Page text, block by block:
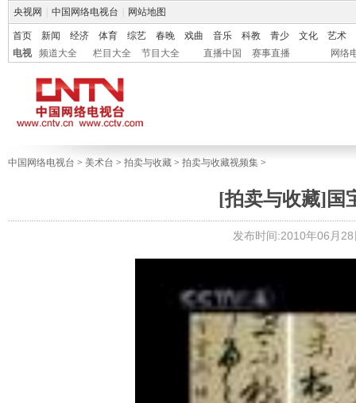
央视网 中国网络电视台 网站地图
首页 新闻 经济 体育 综艺 春晚 戏曲 音乐 科教 青少 文化
艺术
电视
频道大全 栏目大全 节目大全 直播中国 赛事直播 网络
中国网络电视台 > 美术台 > 拍卖与收藏 > 拍卖与收藏视频集 >
[拍卖与收藏]国
发布时间:2010年06月